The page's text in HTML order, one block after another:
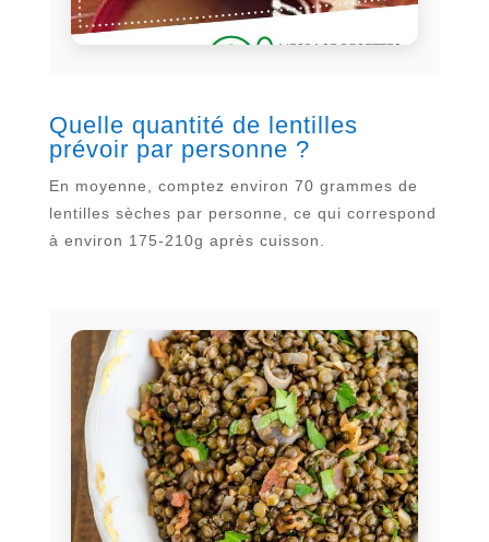
Quelle quantité de lentilles
prévoir par personne ?
En moyenne, comptez environ 70 grammes de
lentilles sèches par personne, ce qui correspond
à environ 175-210g après cuisson.